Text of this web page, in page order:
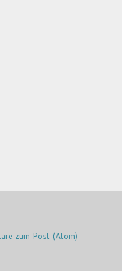
zum Post (Atom)